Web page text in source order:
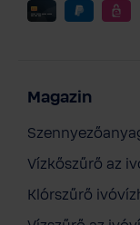
Magazin
Vízkőszűrő az
Klórszűrő